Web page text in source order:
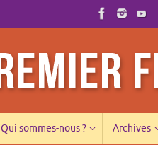
Qui sommes-nous ? Archives